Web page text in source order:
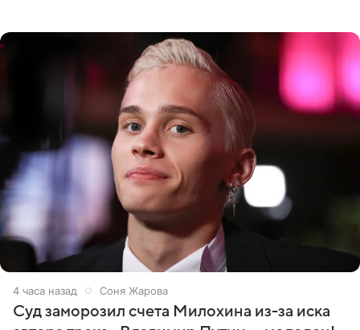
4 часа назад Соня Жарова
Суд заморозил счета Милохина из-за иска